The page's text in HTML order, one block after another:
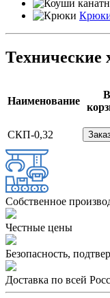
Технические
Наименование
В
СКП-0,32
Собственное
Чеcтные цены
Безопасность,
Доставка по всей